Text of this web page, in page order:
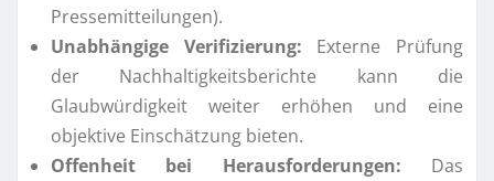
Pressemitteilungen).
Unabhängige Verifizierung: Externe Prüfung
der Nachhaltigkeitsberichte kann die
Glaubwürdigkeit weiter erhöhen und eine
objektive Einschätzung bieten.
Offenheit bei Herausforderungen: Das